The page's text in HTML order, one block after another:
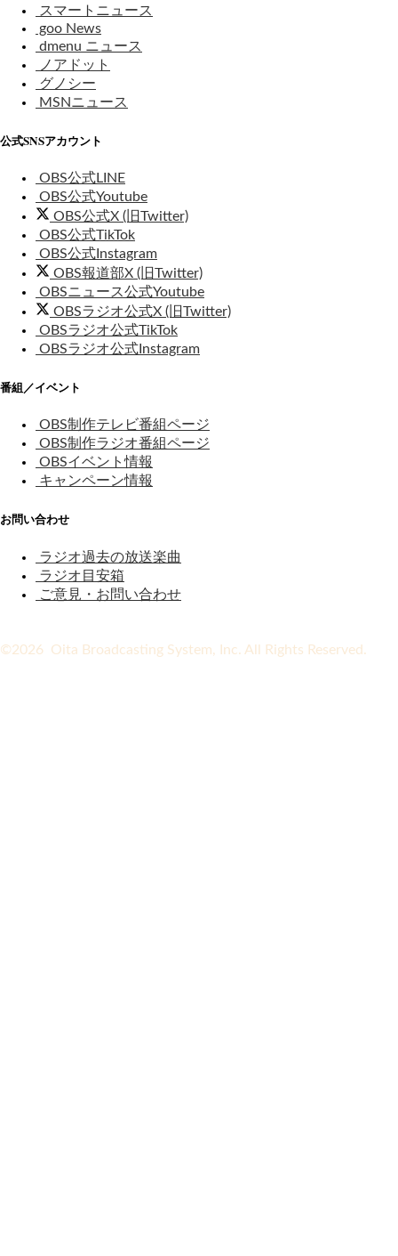
スマートニュース
goo News
dmenu ニュース
ノアドット
グノシー
MSNニュース
公式SNSアカウント
OBS公式LINE
OBS公式Youtube
OBS公式X (旧Twitter)
OBS公式TikTok
OBS公式Instagram
OBS報道部X (旧Twitter)
OBSニュース公式Youtube
OBSラジオ公式X (旧Twitter)
OBSラジオ公式TikTok
OBSラジオ公式Instagram
番組／イベント
OBS制作テレビ番組ページ
OBS制作ラジオ番組ページ
OBSイベント情報
キャンペーン情報
お問い合わせ
ラジオ過去の放送楽曲
ラジオ目安箱
ご意見・お問い合わせ
©2026 Oita Broadcasting System, Inc. All Rights Reserved.